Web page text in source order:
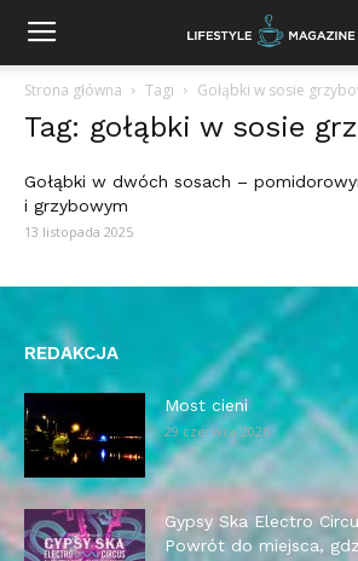
Strona główna Tagi Gołąbki w sosie
Tag: gołąbki w sosie
Gołąbki w dwóch sosach –
i grzybowym
13 listopada 2025
REDAKCJA
Most cieni
29 czerwca 2026
Gypsy Ska Electro
Powrót do miejsca,